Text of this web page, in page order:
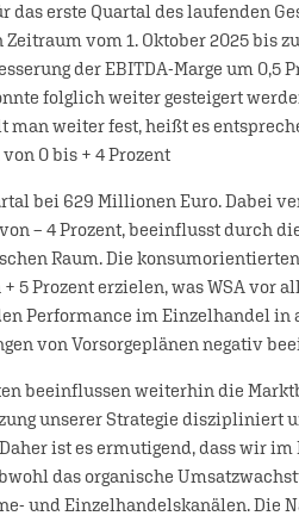
das erste Quartal des laufenden
vom 1. Oktober 2025 bis
der EBITDA-Marge um 0,5
folglich weiter gesteigert
weiter fest, heißt es
0 bis + 4 Prozent
bei 629 Millionen Euro. Dabei
– 4 Prozent, beeinflusst durch
Raum. Die
5 Prozent erzielen, was WSA vor
Performance im Einzelhandel in
von Vorsorgeplänen negativ
beeinflussen weiterhin die
unserer Strategie diszipliniert
ist es ermutigend, dass wir im
das organische
und Einzelhandelskanälen. Die